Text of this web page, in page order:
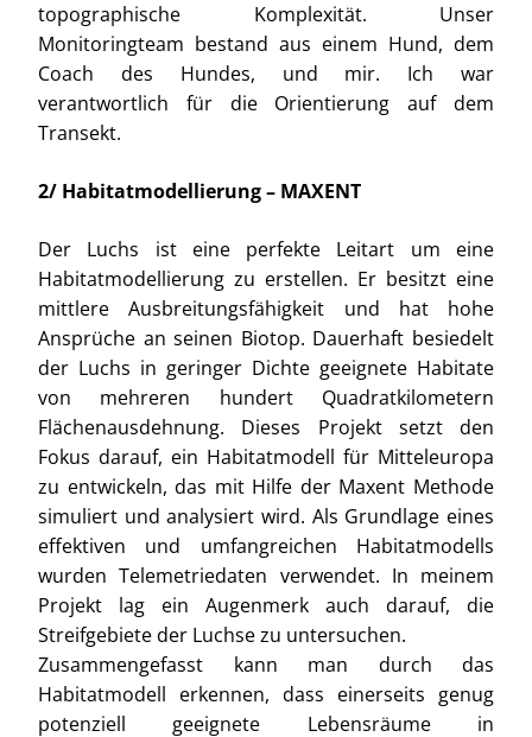
topographische Komplexität. Unser
Monitoringteam bestand aus einem Hund, dem
Coach des Hundes, und mir. Ich war
verantwortlich für die Orientierung auf dem
Transekt.
2/ Habitatmodellierung – MAXENT
Der Luchs ist eine perfekte Leitart um eine
Habitatmodellierung zu erstellen. Er besitzt eine
mittlere Ausbreitungsfähigkeit und hat hohe
Ansprüche an seinen Biotop. Dauerhaft besiedelt
der Luchs in geringer Dichte geeignete Habitate
von mehreren hundert Quadratkilometern
Flächenausdehnung. Dieses Projekt setzt den
Fokus darauf, ein Habitatmodell für Mitteleuropa
zu entwickeln, das mit Hilfe der Maxent Methode
simuliert und analysiert wird. Als Grundlage eines
effektiven und umfangreichen Habitatmodells
wurden Telemetriedaten verwendet. In meinem
Projekt lag ein Augenmerk auch darauf, die
Streifgebiete der Luchse zu untersuchen.
Zusammengefasst kann man durch das
Habitatmodell erkennen, dass einerseits genug
potenziell geeignete Lebensräume in